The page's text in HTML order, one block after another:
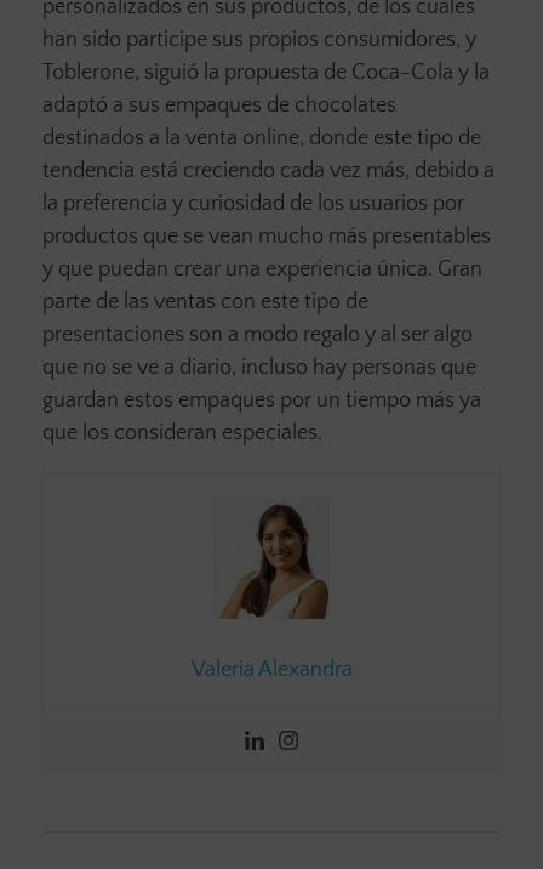
personalizados en sus productos, de los cuales
han sido participe sus propios consumidores, y
Toblerone, siguió la propuesta de Coca-Cola y la
adaptó a sus empaques de chocolates
destinados a la venta online, donde este tipo de
tendencia está creciendo cada vez más, debido a
la preferencia y curiosidad de los usuarios por
productos que se vean mucho más presentables
y que puedan crear una experiencia única. Gran
parte de las ventas con este tipo de
presentaciones son a modo regalo y al ser algo
que no se ve a diario, incluso hay personas que
guardan estos empaques por un tiempo más ya
que los consideran especiales.
Valeria Alexandra